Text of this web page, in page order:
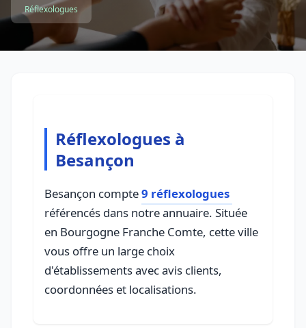
Réflexologues
Réflexologues à
Besançon
Besançon compte9 réflexologues
référencés dans notre annuaire. Située
en Bourgogne Franche Comte, cette ville
vous offre un large choix
d'établissements avec avis clients,
coordonnées et localisations.